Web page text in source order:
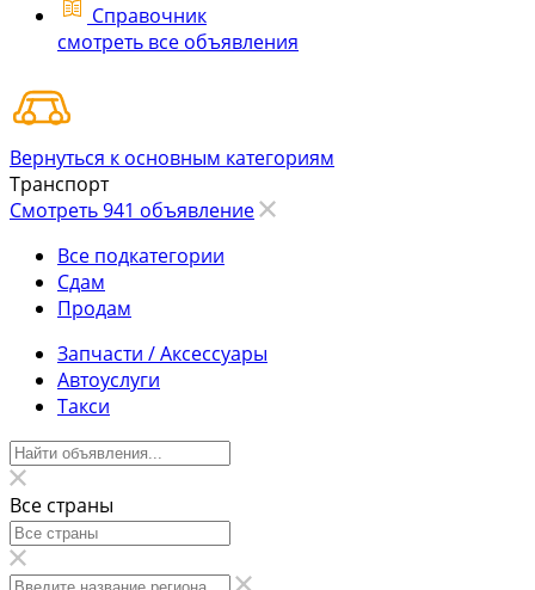
Справочник
смотреть все объявления
Вернуться к основным категориям
Транспорт
Смотреть 941 объявление
Все подкатегории
Сдам
Продам
Запчасти / Аксессуары
Автоуслуги
Такси
Все страны